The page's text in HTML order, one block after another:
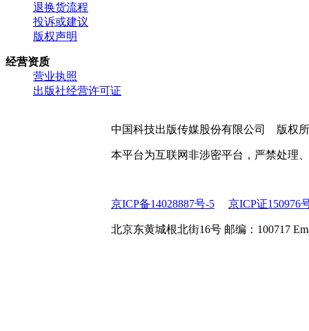
退换货流程
投诉或建议
版权声明
经营资质
营业执照
出版社经营许可证
中国科技出版传媒股份有限公司 版权
本平台为互联网非涉密平台，严禁处理
京ICP备14028887号-5 京ICP证150976
北京东黄城根北街16号 邮编：100717